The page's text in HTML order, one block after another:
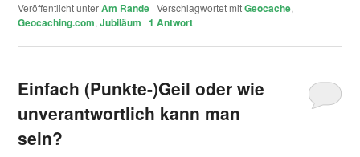
Veröffentlicht unterAm Rande |Verschlagwortet mitGeocache,
Geocaching.com,Jubiläum |1 Antwort
Einfach (Punkte-)Geil oder wie
unverantwortlich kann man
sein?